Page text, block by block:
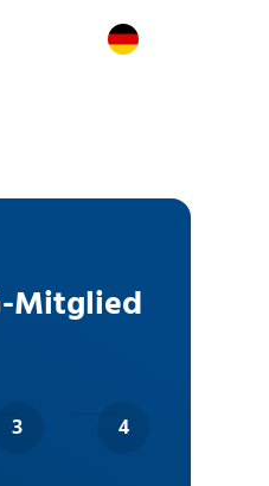
DE
Mitglied